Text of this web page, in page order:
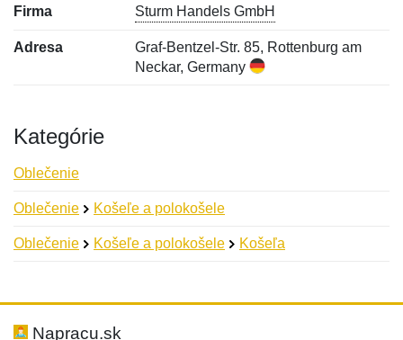
Firma Sturm Handels GmbH
Adresa
Graf-Bentzel-Str. 85, Rottenburg am
Neckar, Germany
Kategórie
Oblečenie
Oblečenie Košeľe a polokošele
Oblečenie Košeľe a polokošele Košeľa
Hodnotenie:
Meno:
Napracu.sk